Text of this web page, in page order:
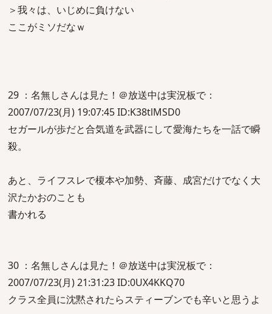
＞我々は、いじめに負けない
ここがミソだなｗ
29 ：名無しさんは見た！＠放送中は実況板で：
2007/07/23(月) 19:07:45 ID:K38tlMSD0
セガールが歩だと合気道を武器にして愛海たちを一話で瞬
殺。
あと、ライフスレで榎本や加勢、斉藤、成宮だけでなく大
沢たかおのことも
書かれる
30 ：名無しさんは見た！＠放送中は実況板で：
2007/07/23(月) 21:31:23 ID:0UX4KKQ70
クラス全員に沈黙されたらスティーブンでも辛いと思うよ